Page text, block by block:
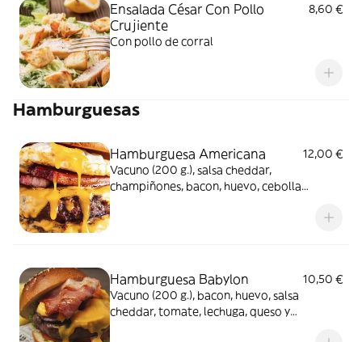
Ensalada César Con Pollo
Crujiente
8,60 €
Con pollo de corral
Hamburguesas
Hamburguesa Americana
12,00 €
Vacuno (200 g.), salsa cheddar,
champiñones, bacon, huevo, cebolla
Hamburguesa Babylon
10,50 €
Vacuno (200 g.), bacon, huevo, salsa
cheddar, tomate, lechuga, queso y